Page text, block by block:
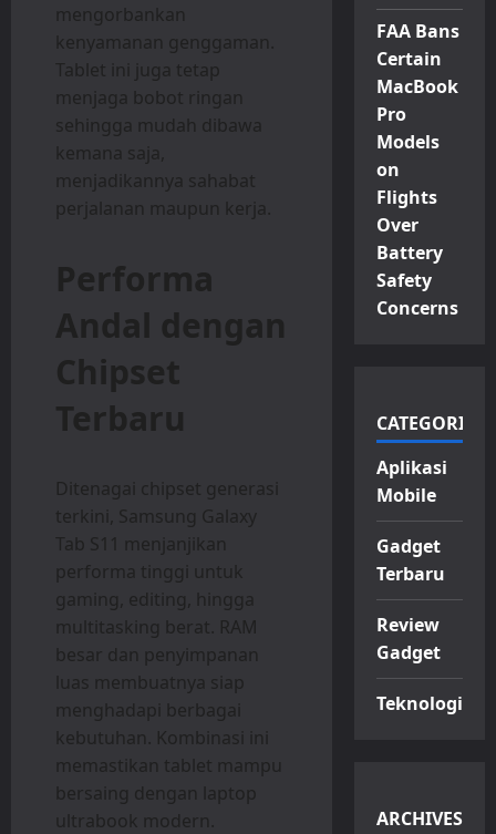
mengorbankan
kenyamanan genggaman.
Tablet ini juga tetap
menjaga bobot ringan
sehingga mudah dibawa
kemana saja,
menjadikannya sahabat
perjalanan maupun kerja.
Performa
Andal dengan
Chipset
Terbaru
Ditenagai chipset generasi
terkini, Samsung Galaxy
Tab S11 menjanjikan
performa tinggi untuk
gaming, editing, hingga
multitasking berat. RAM
besar dan penyimpanan
luas membuatnya siap
menghadapi berbagai
kebutuhan. Kombinasi ini
memastikan tablet mampu
bersaing dengan laptop
ultrabook modern.
FAA Bans
Certain
MacBook
Pro
Models
on
Flights
Over
Battery
Safety
Concerns
CATEGORIES
Aplikasi
Mobile
Gadget
Terbaru
Review
Gadget
Teknologi
ARCHIVES